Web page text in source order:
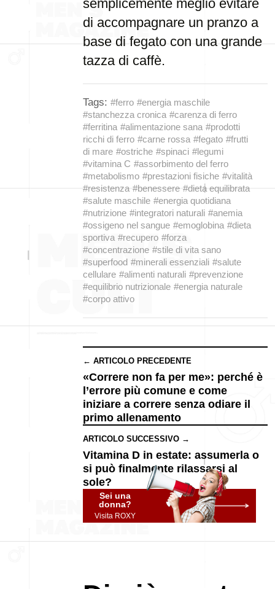
semplicemente meglio evitare
di accompagnare un pranzo a
base di fegato con una grande
tazza di caffè.
Tags: #ferro #energia maschile
#stanchezza cronica #carenza di ferro
#ferritina #alimentazione sana #prodotti
ricchi di ferro #carne rossa #fegato #frutti
di mare #ostriche #spinaci #legumi
#vitamina C #assorbimento del ferro
#metabolismo #prestazioni fisiche #vitalità
#resistenza #benessere #dieta equilibrata
#salute maschile #energia quotidiana
#nutrizione #integratori naturali #anemia
#ossigeno nel sangue #emoglobina #dieta
sportiva #recupero #forza
#concentrazione #stile di vita sano
#superfood #minerali essenziali #salute
cellulare #alimenti naturali #prevenzione
#equilibrio nutrizionale #energia naturale
#corpo attivo
← ARTICOLO PRECEDENTE
«Correre non fa per me»: perché è
l’errore più comune e come
iniziare a correre senza odiare il
primo allenamento
ARTICOLO SUCCESSIVO →
Vitamina D in estate: assumerla o
si può finalmente rilassarsi al
sole?
Sei una
donna?
Visita ROXY